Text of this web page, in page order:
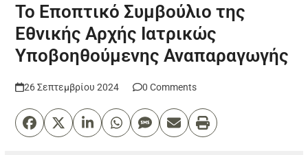
To Εποπτικό Συμβούλιο της
Εθνικής Αρχής Ιατρικώς
Υποβοηθούμενης Αναπαραγωγής
26 Σεπτεμβρίου 2024 0 Comments